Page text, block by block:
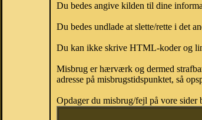
Du bedes angive kilden til dine
Du bedes undlade at slette/rette i det
Du kan ikke skrive HTML-koder og
Misbrug er hærværk og dermed
adresse på misbrugstidspunktet, så
Opdager du misbrug/fejl på vore sider